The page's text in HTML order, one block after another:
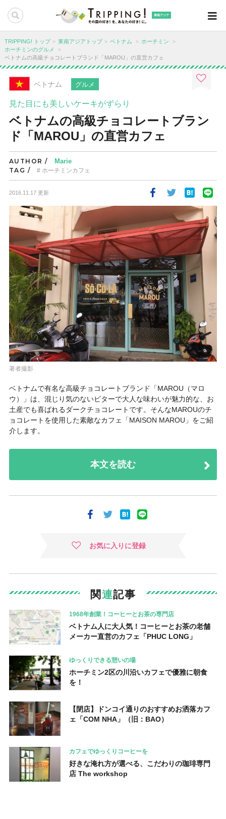
東南アジア
TRIPPING! トップ 東南アジアトップ ベトナム
ホーチミン
ホーチミンのグルメ
ベトナムの高級チョコレートブランド「MAROU」の直営カフェ
ベトナム グルメ
見た目にも美しいケーキがずらり
ベトナムの高級チョコレートブラン
ド「MAROU」の直営カフェ
AUTHOR /
Marie
TAG /
ホーチミンカフェ
2016.11.17 更新
著者撮影
ベトナムで有名な高級チョコレートブランド「MAROU（マロ
ウ）
」は、混じり気のないビターで大人な味わいが魅力的な、お
土産でも喜ばれるダークチョコレートです。そんなMAROUのチ
ョコレートを使用した素敵なカフェ「MAISON MAROU 」をご紹
介します。
本文を読む
お気に入りに登録
関連記事
1968年創業！コーヒーとお茶の専門店
ベトナム人に大人気！コーヒーとお茶の老舗
メーカー直営のカフェ「PHUC LONG」
ゆっくりできる憩いの場
ホーチミン2区の川沿いカフェで優雅に朝食
を！
【閉店】ドンコイ通りのおすすめお洒落カフ
ェ「COM NHA」（旧：BAO）
カフェでゆっくりコーヒーを
好きな淹れ方が選べる、こだわりの珈琲専門
店 The workshop